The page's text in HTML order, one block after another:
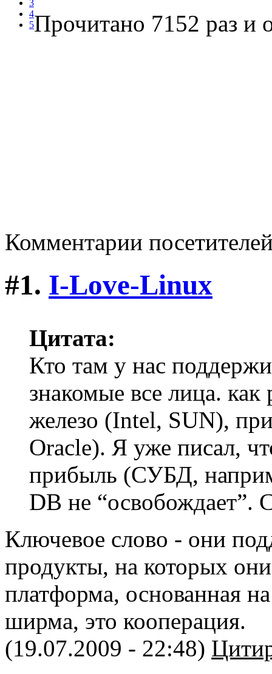
3
4
5Прочитано 7152 раз и
Комментарии
#1. I-Love-Linux
Цитата:
Кто там у нас
знакомые все лица. как
железо (Intel, SUN),
Oracle). Я уже писал,
прибыль (СУБД,
DB не “освобождает”.
Ключевое слово - они
продукты, на которых
платформа, основанная
ширма, это кооперация.
(19.07.2009 - 22:48)